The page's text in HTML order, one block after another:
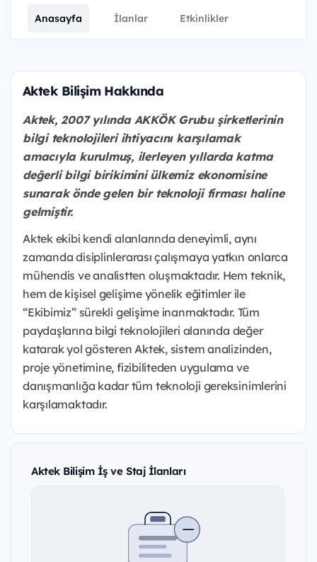
Anasayfa İlanlar Etkinlikler
Aktek Bilişim Hakkında
Aktek, 2007 yılında AKKÖK Grubu şirketlerinin
bilgi teknolojileri ihtiyacını karşılamak
amacıyla kurulmuş, ilerleyen yıllarda katma
değerli bilgi birikimini ülkemiz ekonomisine
sunarak önde gelen bir teknoloji firması haline
gelmiştir.
Aktek ekibi kendi alanlarında deneyimli, aynı
zamanda disiplinlerarası çalışmaya yatkın onlarca
mühendis ve analistten oluşmaktadır. Hem teknik,
hem de kişisel gelişime yönelik eğitimler ile
“Ekibimiz” sürekli gelişime inanmaktadır. Tüm
paydaşlarına bilgi teknolojileri alanında değer
katarak yol gösteren Aktek, sistem analizinden,
proje yönetimine, fizibiliteden uygulama ve
danışmanlığa kadar tüm teknoloji gereksinimlerini
karşılamaktadır.
Aktek Bilişim İş ve Staj İlanları